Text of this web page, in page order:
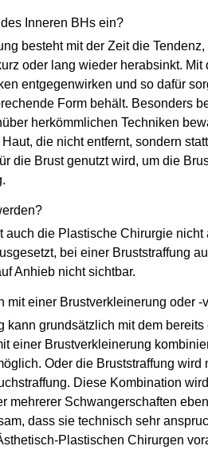
Inneren BHs ein?
besteht mit der Zeit die
oder lang wieder herabsinkt.
entgegenwirken und so dafür
Form behält. Besonders
herkömmlichen Techniken
die nicht entfernt, sondern
die Brust genutzt wird, um die
auch die Plastische Chirurgie
bei einer Bruststraffung
Anhieb nicht sichtbar.
mit einer Brustverkleinerung oder
kann grundsätzlich mit dem
einer Brustverkleinerung
Oder die Bruststraffung
Diese Kombination
mehrerer Schwangerschaften
dass sie technisch sehr
Plastischen Chirurgen